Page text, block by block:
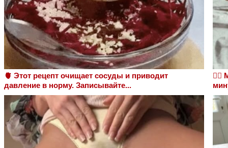
🫀 Этот рецепт очищает сосуды и приводит
давление в норму. Записывайте...
❤️‍🔥